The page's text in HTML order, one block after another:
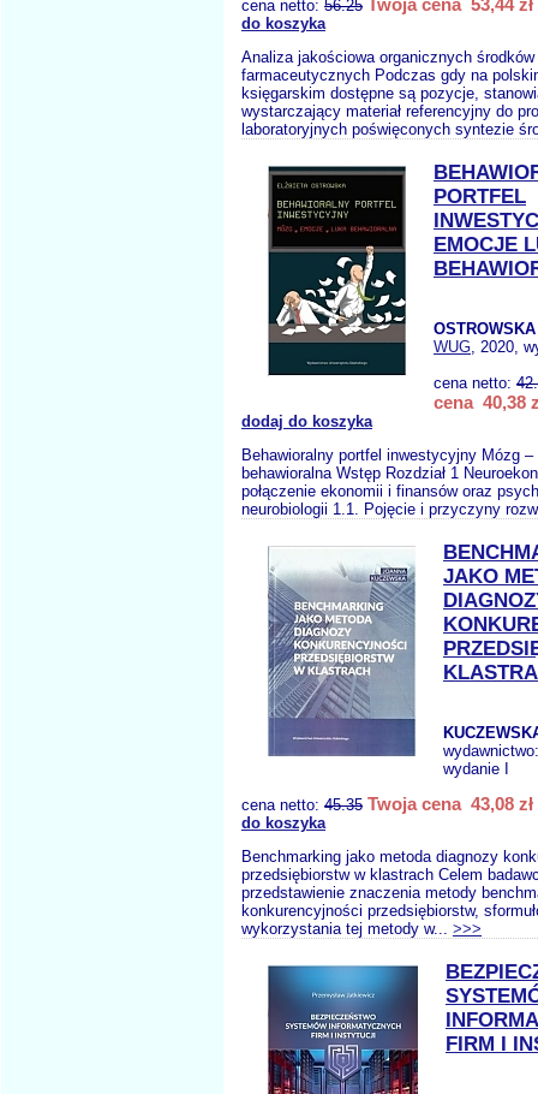
cena netto: 56.25 Twoja cena 53,44 zł
do koszyka
Analiza jakościowa organicznych środków
farmaceutycznych Podczas gdy na
księgarskim dostępne są pozycje,
wystarczający materiał referencyjny do
laboratoryjnych poświęconych syntezie
PORTFEL
EMOCJE
WUG, 2020,
cena netto:
cena 40,38
dodaj do koszyka
Behawioralny portfel inwestycyjny Mózg
behawioralna Wstęp Rozdział 1
połączenie ekonomii i finansów oraz
neurobiologii 1.1. Pojęcie i przyczyny
JAKO
wydanie I
cena netto: 45.35 Twoja cena 43,08 zł
do koszyka
Benchmarking jako metoda diagnozy
przedsiębiorstw w klastrach Celem
przedstawienie znaczenia metody
konkurencyjności przedsiębiorstw,
wykorzystania tej metody w... >>>
FIRM I